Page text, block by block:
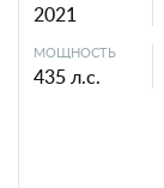
2021
МОЩНОСТЬ
435 л.с.